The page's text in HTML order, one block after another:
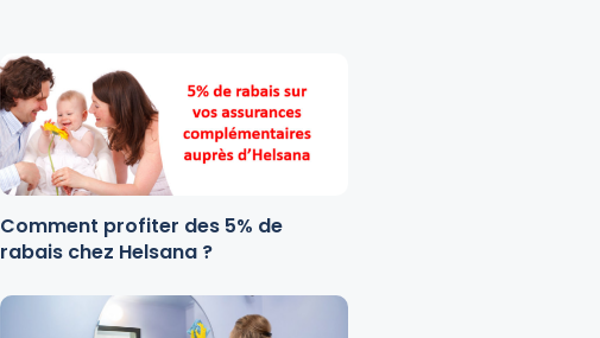
Comment profiter des 5% de
rabais chez Helsana ?